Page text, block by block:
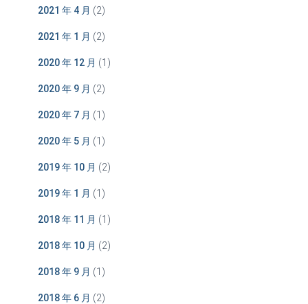
2021 年 4 月 (2)
2021 年 1 月 (2)
2020 年 12 月 (1)
2020 年 9 月 (2)
2020 年 7 月 (1)
2020 年 5 月 (1)
2019 年 10 月 (2)
2019 年 1 月 (1)
2018 年 11 月 (1)
2018 年 10 月 (2)
2018 年 9 月 (1)
2018 年 6 月 (2)